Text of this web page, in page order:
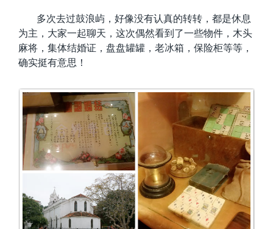
多次去过鼓浪屿，好像没有认真的转转，都是休息
为主，大家一起聊天，这次偶然看到了一些物件，木头
麻将，集体结婚证，盘盘罐罐，老冰箱，保险柜等等，
确实挺有意思！